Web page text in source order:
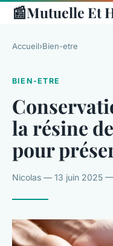
📰Mutuelle Et
Accueil›Bien-etre
BIEN-ETRE
la résine
pour
Nicolas — 13 juin 2025